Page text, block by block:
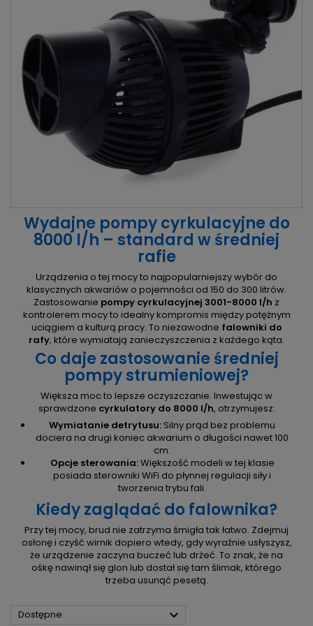
Wydajne pompy cyrkulacyjne do
8000 l/h – standard w średniej
rafie
Urządzenia o tej mocy to najpopularniejszy wybór do
klasycznych akwariów o pojemności od 150 do 300 litrów.
Zastosowanie pompy cyrkulacyjnej 3001-8000 l/h z
kontrolerem mocy to idealny kompromis między potężnym
uciągiem a kulturą pracy. To niezawodne falowniki do
rafy, które wymiatają zanieczyszczenia z każdego kąta.
Co daje zastosowanie średniej
pompy strumieniowej?
Większa moc to lepsze oczyszczanie. Inwestując w
sprawdzone cyrkulatory do 8000 l/h, otrzymujesz:
Wymiatanie detrytusu: Silny prąd bez problemu
dociera na drugi koniec akwarium o długości nawet 100
cm.
Opcje sterowania:Większość modeli w tej klasie
posiada sterowniki WiFi do płynnej regulacji siły i
tworzenia trybu fali.
Kiedy zaglądać do falownika?
Przy tej mocy, brud nie zatrzyma śmigła tak łatwo. Zdejmuj
osłonę i czyść wirnik dopiero wtedy, gdy wyraźnie usłyszysz,
że urządzenie zaczyna buczeć lub drżeć. To znak, że na
ośkę nawinął się glon lub dostał się tam ślimak, którego
trzeba usunąć pesetą.
Dostępne 